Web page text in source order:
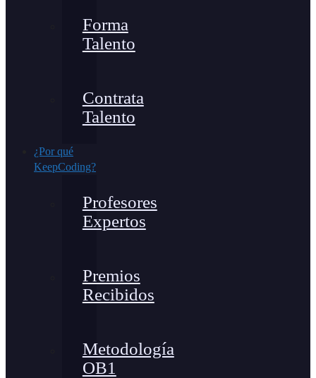
Forma
Talento
Contrata
Talento
¿Por qué
KeepCoding?
Profesores
Expertos
Premios
Recibidos
Metodología
OB1